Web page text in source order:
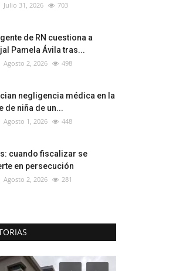
Julio 31, 2026 703
de RN cuestiona a
Pamela Ávila tras...
Agosto 2, 2026 498
negligencia médica en la
de niña de un...
Agosto 1, 2026 448
cuando fiscalizar se
en persecución
Agosto 2, 2026 281